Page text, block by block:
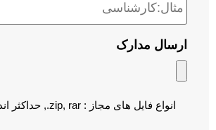
ارسال مدارک
انواع فایل های مجاز : zip, rar., حداکثر اندازه فایل: 5 MB.